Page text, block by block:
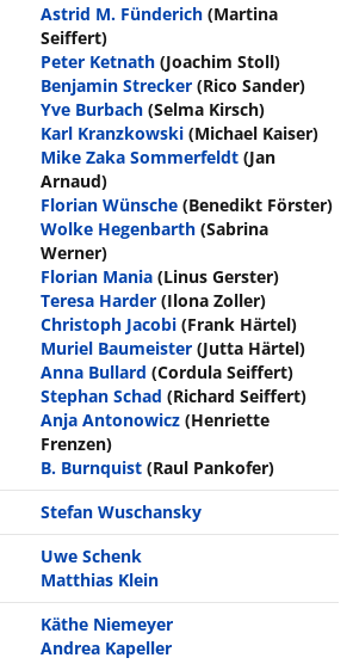
Astrid M. Fünderich (Martina
Seiffert)
Peter Ketnath (Joachim Stoll)
Benjamin Strecker (Rico Sander)
Yve Burbach (Selma Kirsch)
Karl Kranzkowski (Michael Kaiser)
Mike Zaka Sommerfeldt (Jan
Arnaud)
Florian Wünsche (Benedikt Förster)
Wolke Hegenbarth (Sabrina
Werner)
Florian Mania (Linus Gerster)
Teresa Harder (Ilona Zoller)
Christoph Jacobi (Frank Härtel)
Muriel Baumeister (Jutta Härtel)
Anna Bullard (Cordula Seiffert)
Stephan Schad (Richard Seiffert)
Anja Antonowicz (Henriette
Frenzen)
B. Burnquist (Raul Pankofer)
Stefan Wuschansky
Uwe Schenk
Matthias Klein
Käthe Niemeyer
Andrea Kapeller